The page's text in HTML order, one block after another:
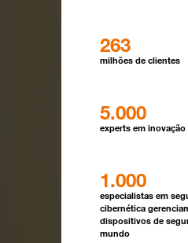
263
milhões de clientes
5.000
experts em inovação
1.000
especialistas em
cibernética
dispositivos de
mundo